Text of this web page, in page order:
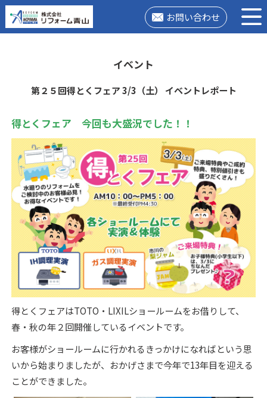
お問い合わせ
イベント
第２５回得とくフェア 3/3（土） イベントレポート
得とくフェア 今回も大盛況でした！！
得とくフェアはTOTO・LIXILショールームをお借りして、
春・秋の年２回開催しているイベントです。
お客様がショールームに行かれるきっかけになればという思
いから始まりましたが、おかげさまで今年で13年目を迎える
ことができました。